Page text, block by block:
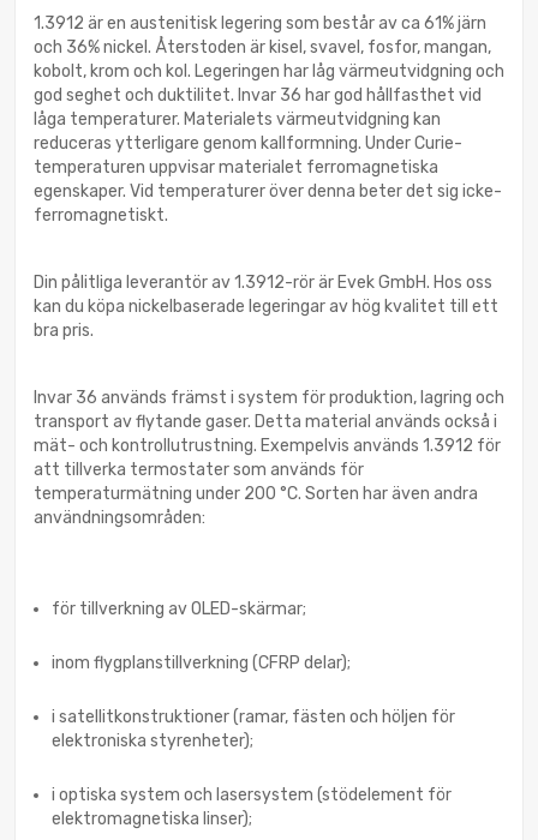
1.3912 är en austenitisk legering som består av ca 61% järn
och 36% nickel. Återstoden är kisel, svavel, fosfor, mangan,
kobolt, krom och kol. Legeringen har låg värmeutvidgning och
god seghet och duktilitet. Invar 36 har god hållfasthet vid
låga temperaturer. Materialets värmeutvidgning kan
reduceras ytterligare genom kallformning. Under Curie-
temperaturen uppvisar materialet ferromagnetiska
egenskaper. Vid temperaturer över denna beter det sig icke-
ferromagnetiskt.
Din pålitliga leverantör av 1.3912-rör är Evek GmbH. Hos oss
kan du köpa nickelbaserade legeringar av hög kvalitet till ett
bra pris.
Invar 36 används främst i system för produktion, lagring och
transport av flytande gaser. Detta material används också i
mät- och kontrollutrustning. Exempelvis används 1.3912 för
att tillverka termostater som används för
temperaturmätning under 200 °C. Sorten har även andra
användningsområden:
för tillverkning av OLED-skärmar;
inom flygplanstillverkning (CFRP delar);
i satellitkonstruktioner (ramar, fästen och höljen för
elektroniska styrenheter);
i optiska system och lasersystem (stödelement för
elektromagnetiska linser);